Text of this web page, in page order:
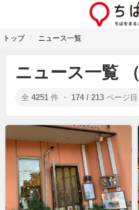
トップ ニュース一覧
ニュース一覧 （
全 4251 件 ・ 174 / 213 ページ目